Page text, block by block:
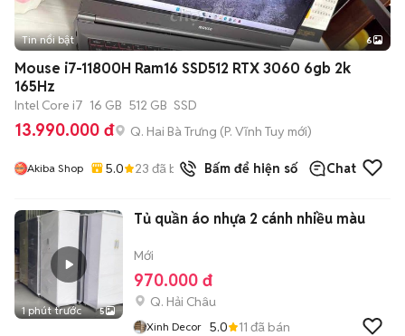
+2
Tin nổi bật 6
Mouse i7-11800H Ram16 SSD512 RTX 3060 6gb 2k
165Hz
Intel Core i7 16 GB 512 GB SSD
13.990.000 đ Q. Hai Bà Trưng (P. Vĩnh Tuy mới)
Akiba Shop 5.0 23 đã bán Bấm để hiện số Chat
1 phút trước 5
Tủ quần áo nhựa 2 cánh nhiều màu
Mới
970.000 đ
Q. Hải Châu
Xinh Decor 5.0 11 đã bán